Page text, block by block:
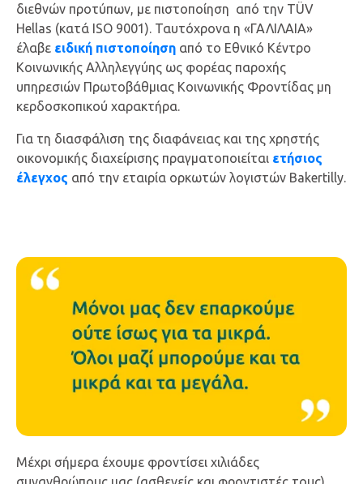
διεθνών προτύπων, με πιστοποίηση από την TÜV
Hellas (κατά ISO 9001). Ταυτόχρονα η «ΓΑΛΙΛΑΙΑ»
έλαβε ειδική πιστοποίηση από το Εθνικό Κέντρο
Κοινωνικής Αλληλεγγύης ως φορέας παροχής
υπηρεσιών Πρωτοβάθμιας Κοινωνικής Φροντίδας μη
κερδοσκοπικού χαρακτήρα.
Για τη διασφάλιση της διαφάνειας και της χρηστής
οικονομικής διαχείρισης πραγματοποιείται ετήσιος
έλεγχος από την εταιρία ορκωτών λογιστών Bakertilly.
Μέχρι σήμερα έχουμε φροντίσει χιλιάδες